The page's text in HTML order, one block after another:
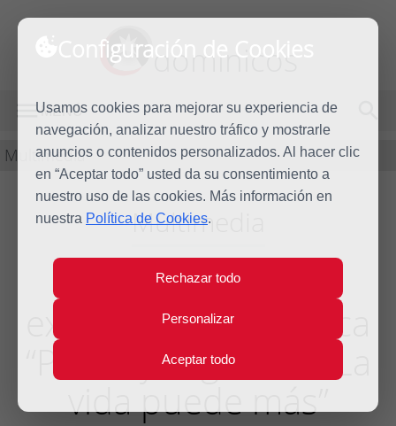
Configuración de Cookies
Usamos cookies para mejorar su experiencia de
navegación, analizar nuestro tráfico y mostrarle
anuncios o contenidos personalizados. Al hacer clic
en “Aceptar todo” usted da su consentimiento a
nuestro uso de las cookies. Más información en
nuestra Política de Cookies.
Rechazar todo
Personalizar
Aceptar todo
dominicos
MENÚ
Multimedia
Multimedia
Inauguración
exposición fotográfica
“Punto y seguimos. La
vida puede más”